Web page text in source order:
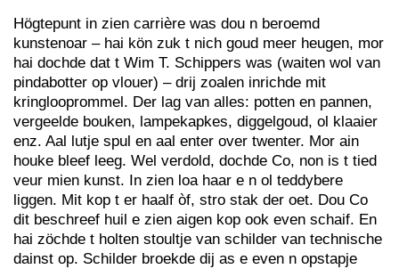
Högtepunt in zien carrière was dou n beroemd
kunstenoar – hai kön zuk t nich goud meer heugen, mor
hai dochde dat t Wim T. Schippers was (waiten wol van
pindabotter op vlouer) – drij zoalen inrichde mit
kringlooprommel. Der lag van alles: potten en pannen,
vergeelde bouken, lampekapkes, diggelgoud, ol klaaier
enz. Aal lutje spul en aal enter over twenter. Mor ain
houke bleef leeg. Wel verdold, dochde Co, non is t tied
veur mien kunst. In zien loa haar e n ol teddybere
liggen. Mit kop t er haalf òf, stro stak der oet. Dou Co
dit beschreef huil e zien aigen kop ook even schaif. En
hai zöchde t holten stoultje van schilder van technische
dainst op. Schilder broekde dij as e even n opstapje